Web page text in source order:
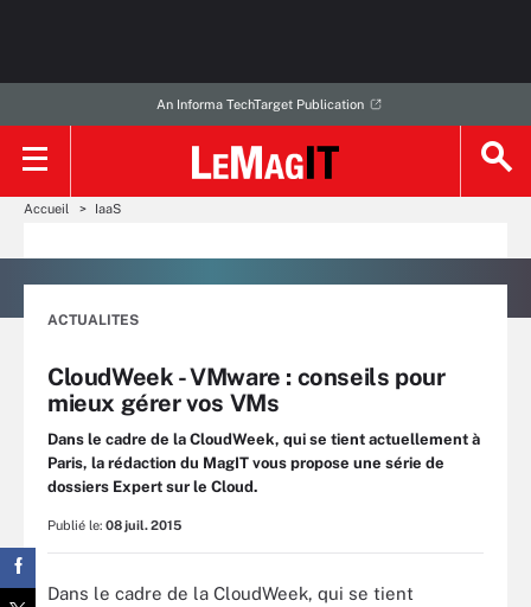
An Informa TechTarget Publication
Accueil IaaS
ACTUALITES
CloudWeek - VMware : conseils pour
mieux gérer vos VMs
Dans le cadre de la CloudWeek, qui se tient actuellement à
Paris, la rédaction du MagIT vous propose une série de
dossiers Expert sur le Cloud.
Publié le: 08 juil. 2015
Dans le cadre de la CloudWeek, qui se tient